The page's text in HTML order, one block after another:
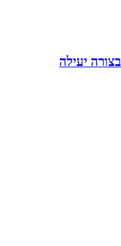
יעילה